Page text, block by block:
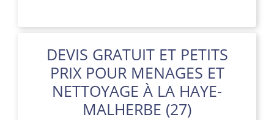
DEVIS GRATUIT ET PETITS
PRIX POUR MENAGES ET
NETTOYAGE À LA HAYE-
MALHERBE (27)